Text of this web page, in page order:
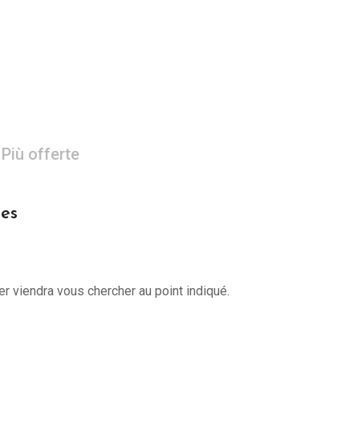
Più offerte
viendra vous chercher au point indiqué.